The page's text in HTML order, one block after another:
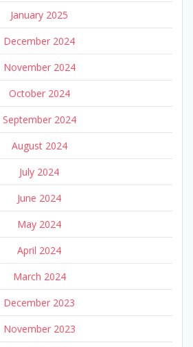
January 2025
December 2024
November 2024
October 2024
September 2024
August 2024
July 2024
June 2024
May 2024
April 2024
March 2024
December 2023
November 2023